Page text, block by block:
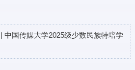
中国传媒大学2025级少数民族特培学